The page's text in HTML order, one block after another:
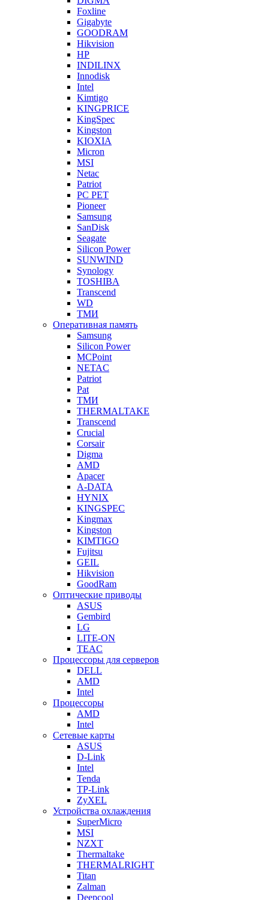
Foxline
Gigabyte
GOODRAM
Hikvision
HP
INDILINX
Innodisk
Intel
Kimtigo
KINGPRICE
KingSpec
Kingston
KIOXIA
Micron
MSI
Netac
Patriot
PC PET
Pioneer
Samsung
SanDisk
Seagate
Silicon Power
SUNWIND
Synology
TOSHIBA
Transcend
WD
ТМИ
Оперативная память
Samsung
Silicon Power
MCPoint
NETAC
Patriot
Pat
ТМИ
THERMALTAKE
Transcend
Crucial
Corsair
Digma
AMD
Apacer
A-DATA
HYNIX
KINGSPEC
Kingmax
Kingston
KIMTIGO
Fujitsu
GEIL
Hikvision
GoodRam
Оптические приводы
ASUS
Gembird
LG
LITE-ON
TEAC
Процессоры для серверов
DELL
AMD
Intel
Процессоры
AMD
Intel
Сетевые карты
ASUS
D-Link
Intel
Tenda
TP-Link
ZyXEL
Устройства охлаждения
SuperMicro
MSI
NZXT
Thermaltake
THERMALRIGHT
Titan
Zalman
Deepcool